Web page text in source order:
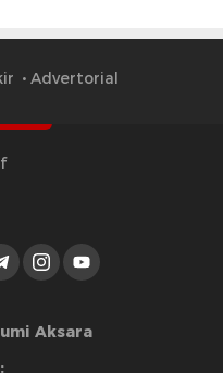
Advertorial
Aksara